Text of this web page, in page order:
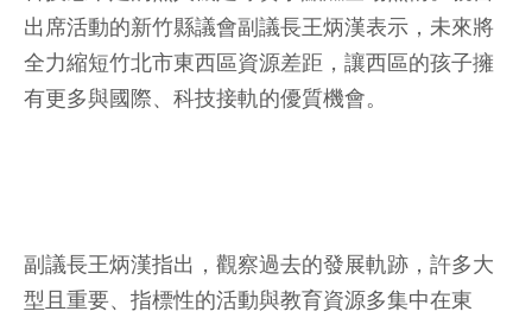
出席活動的新竹縣議會副議長王炳漢表示，未來將
全力縮短竹北市東西區資源差距，讓西區的孩子擁
有更多與國際、科技接軌的優質機會。
副議長王炳漢指出，觀察過去的發展軌跡，許多大
型且重要、指標性的活動與教育資源多集中在東